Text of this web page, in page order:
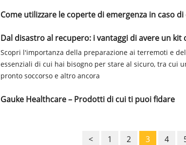
Come utilizzare le coperte di emergenza in caso
Dal disastro al recupero: i vantaggi di avere un
Scopri l'importanza della preparazione ai terremoti e
essenziali di cui hai bisogno per stare al sicuro, tra cui
pronto soccorso e altro ancora ​
Gauke Healthcare – Prodotti di cui ti puoi fidare
< 1 2 3 4